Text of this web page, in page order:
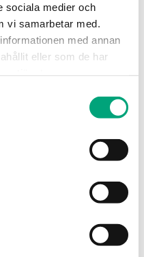
sociala medier och
vi samarbetar med.
med annan
eller som de har